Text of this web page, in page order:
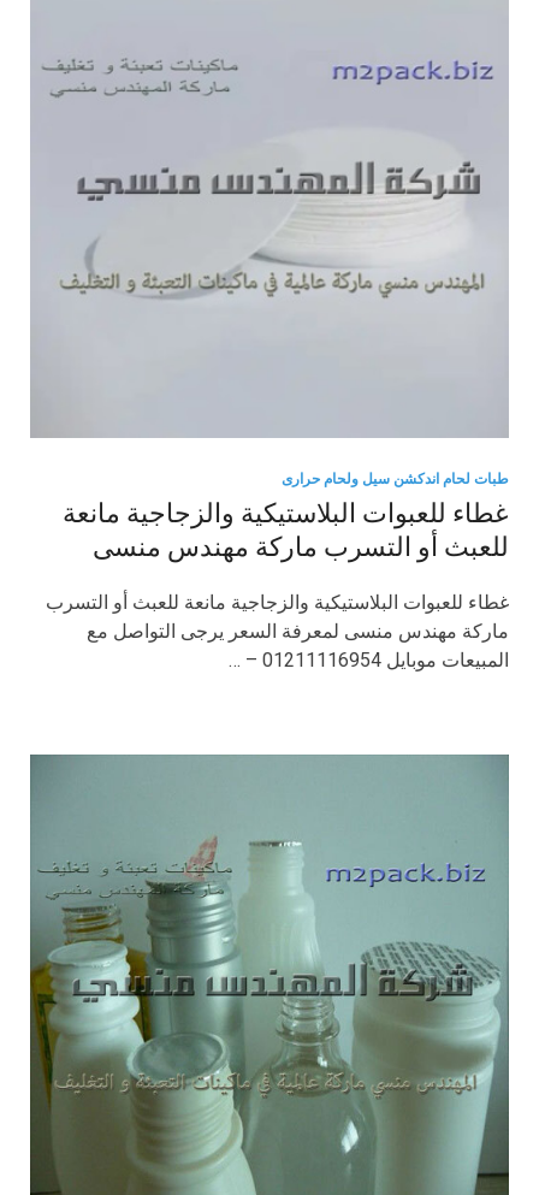
طبات لحام اندكشن سيل ولحام حرارى
غطاء للعبوات البلاستيكية والزجاجية مانعة
للعبث أو التسرب ماركة مهندس منسى
غطاء للعبوات البلاستيكية والزجاجية مانعة للعبث أو التسرب
ماركة مهندس منسى لمعرفة السعر يرجى التواصل مع
المبيعات موبايل 01211116954 – …